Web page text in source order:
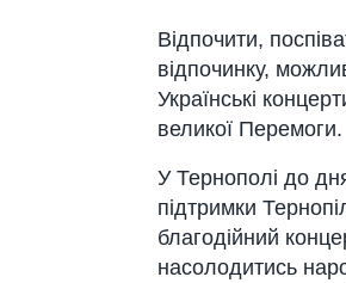
Відпочити,
відпочинку,
Українські
великої Перемоги.
У Тернополі до
підтримки
благодійний
насолодитись